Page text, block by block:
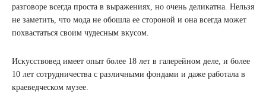
разговоре всегда проста в выражениях, но очень деликатна. Нельзя
не заметить, что мода не обошла ее стороной и она всегда может
похвастаться своим чудесным вкусом.
Искусствовед имеет опыт более 18 лет в галерейном деле, и более
10 лет сотрудничества с различными фондами и даже работала в
краеведческом музее.